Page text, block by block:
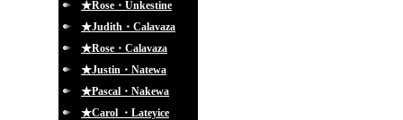
★Rose・Unkestine
★Judith・Calavaza
★Rose・Calavaza
★Justin・Natewa
★Pascal・Nakewa
★Carol ・Lateyice